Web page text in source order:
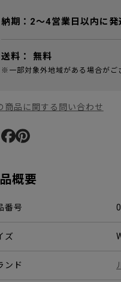
納期：2～4営業日以内に発
送料： 無料
※一部対象外地域がある場合がご
商品に関する問い合わせ
概要
番号
ズ
ンド